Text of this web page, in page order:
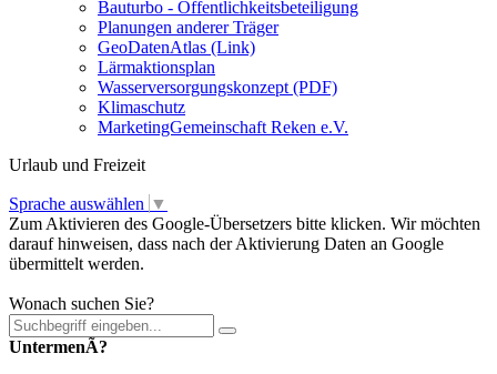
Bauturbo - Öffentlichkeitsbeteiligung
Planungen anderer Träger
GeoDatenAtlas (Link)
Lärmaktionsplan
Wasserversorgungskonzept (PDF)
Klimaschutz
MarketingGemeinschaft Reken e.V.
Urlaub und Freizeit
Sprache auswählen ▼
Zum Aktivieren des Google-Übersetzers bitte klicken. Wir möchten
darauf hinweisen, dass nach der Aktivierung Daten an Google
übermittelt werden.
Wonach suchen Sie?
UntermenÃ?